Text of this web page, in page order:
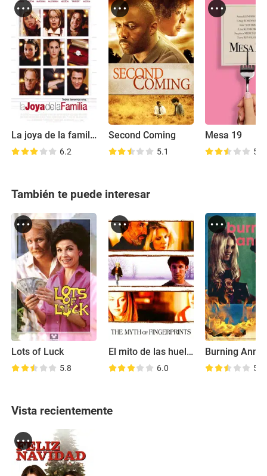
La joya de la familia
6.2
Second Coming
5.1
Mesa 19
5.9
También te puede interesar
Lots of Luck
5.8
El mito de las huellas digitales
6.0
Burning Annie
5.4
Vista recientemente